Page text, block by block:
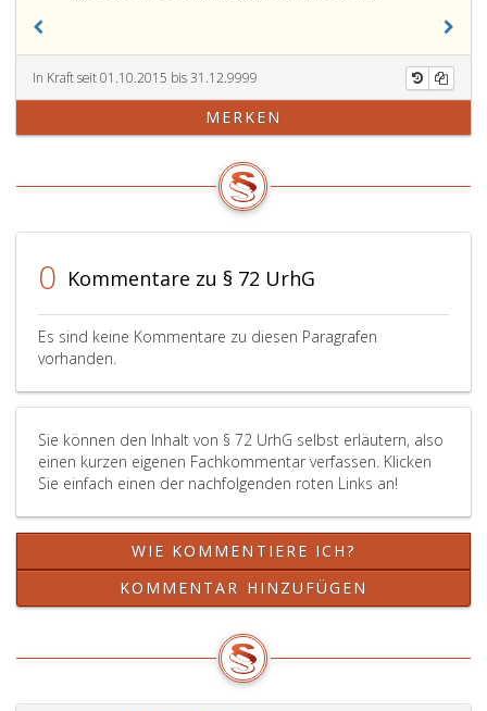
nach
Darbietung,
dem
dieser
eine
der
Darbietung
wird,
Jahre
nach
der
Veröffentlichung.
Die
Fristen
sind
nach
für
Absatz
die
geltenden
In Kraft seit 01.10.2015 bis 31.12.9999
MERKEN
0 Kommentare zu § 72 UrhG
Es sind keine Kommentare zu diesen Paragrafen
vorhanden.
Sie können den Inhalt von § 72 UrhG selbst erläutern, also
einen kurzen eigenen Fachkommentar verfassen. Klicken
Sie einfach einen der nachfolgenden roten Links an!
WIE KOMMENTIERE ICH?
KOMMENTAR HINZUFÜGEN